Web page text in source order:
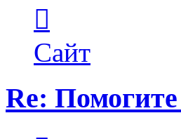
пользователя
Shadow
Сайт
Re: Помогите